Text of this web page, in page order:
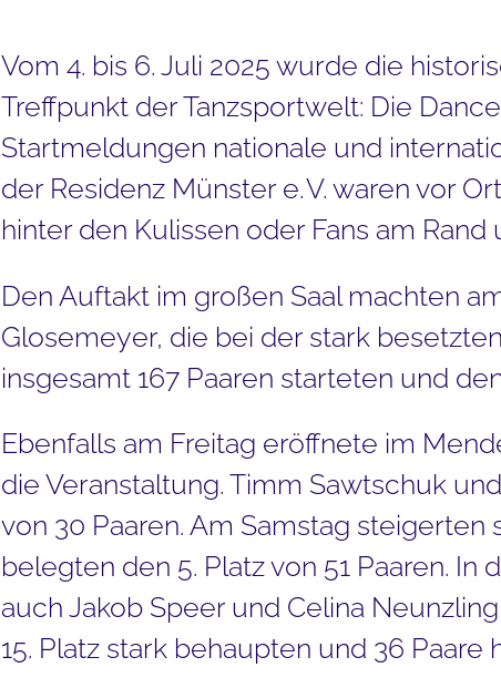
Vom 4. bis 6. Juli 2025 wurde die
Treffpunkt der Tanzsportwelt: Die
Startmeldungen nationale und
der Residenz Münster e. V. waren vor
hinter den Kulissen oder Fans am
Den Auftakt im großen Saal machten
Glosemeyer, die bei der stark
insgesamt 167 Paaren starteten und
Ebenfalls am Freitag eröffnete im
die Veranstaltung. Timm Sawtschuk
von 30 Paaren. Am Samstag
belegten den 5. Platz von 51 Paaren.
auch Jakob Speer und Celina
15. Platz stark behaupten und 36 Paare